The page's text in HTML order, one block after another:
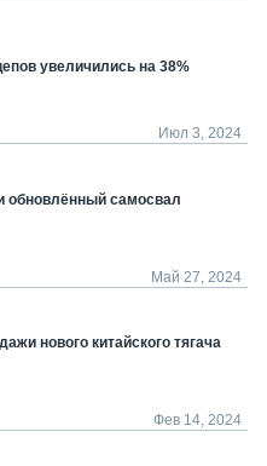
увеличились на 38%
Июл 3, 2024
обновлённый самосвал
Май 27, 2024
нового китайского тягача
Фев 14, 2024